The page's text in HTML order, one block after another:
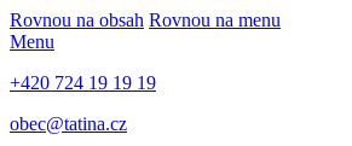
Rovnou na obsah Rovnou na menu
Menu
+420 724 19 19 19
obec@tatina.cz